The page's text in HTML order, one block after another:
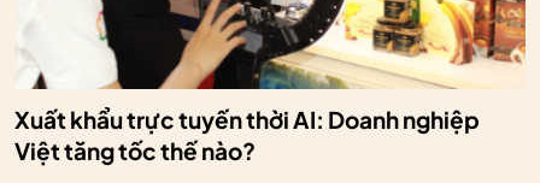
Xuất khẩu trực tuyến thời AI: Doanh nghiệp
Việt tăng tốc thế nào?